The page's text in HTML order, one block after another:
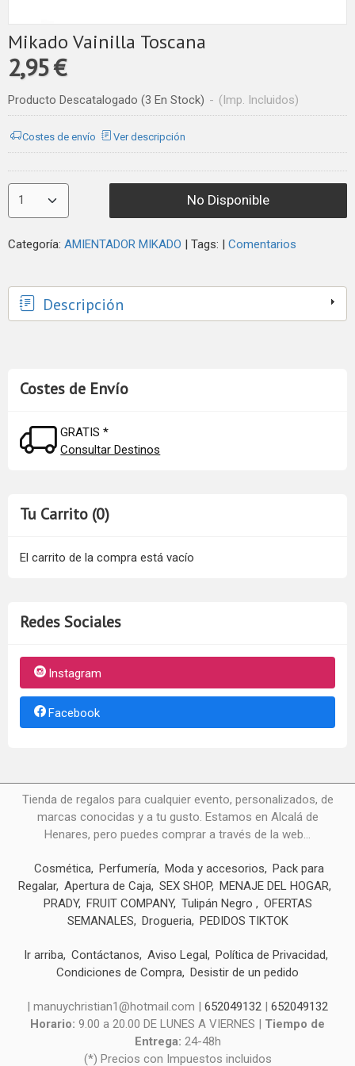
Costes de Envío
GRATIS *
Consultar Destinos
Tu Carrito (0)
El carrito de la compra está vacío
Redes Sociales
Instagram
Facebook
Mikado Vainilla Toscana
2,95 €
Producto Descatalogado (3 En Stock) - (Imp. Incluidos)
Costes de envío Ver descripción
No Disponible
Categoría: AMIENTADOR MIKADO | Tags: | Comentarios
Descripción
Tienda de regalos para cualquier evento, personalizados, de
marcas conocidas y a tu gusto. Estamos en Alcalá de
Henares, pero puedes comprar a través de la web...
Cosmética Perfumería Moda y accesorios
Pack para
Regalar Apertura de Caja SEX SHOP
MENAJE DEL HOGAR
PRADY
FRUIT COMPANY Tulipán Negro
OFERTAS
SEMANALES
Drogueria PEDIDOS TIKTOK
Ir arriba Contáctanos Aviso Legal
Política de Privacidad
Condiciones de Compra
Desistir de un pedido
| manuychristian1@hotmail.com | 652049132
652049132
Horario: 9.00 a 20.00 DE LUNES A VIERNES | Tiempo de
Entrega: 24-48h
(*) Precios con Impuestos incluidos